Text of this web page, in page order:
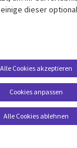
dieser
Cookies anpassen
Alle Cookies akzeptieren
Alle Cookies ablehnen